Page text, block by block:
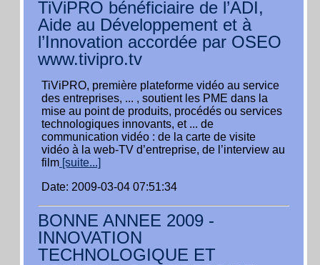
TiViPRO bénéficiaire de l’ADI,
Aide au Développement et à
l’Innovation accordée par OSEO
www.tivipro.tv
TiViPRO, première plateforme vidéo au service
des entreprises, ... , soutient les PME dans la
mise au point de produits, procédés ou services
technologiques innovants, et ... de
communication vidéo : de la carte de visite
vidéo à la web-TV d’entreprise, de l’interview au
film [suite...]
Date: 2009-03-04 07:51:34
BONNE ANNEE 2009 -
INNOVATION
TECHNOLOGIQUE ET